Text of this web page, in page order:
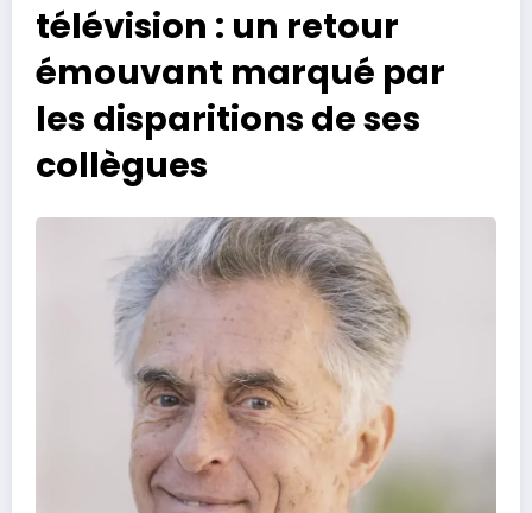
télévision : un retour
émouvant marqué par
les disparitions de ses
collègues